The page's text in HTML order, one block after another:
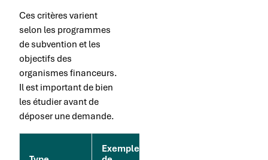
Ces critères varient
selon les programmes
de subvention et les
objectifs des
organismes financeurs.
Il est important de bien
les étudier avant de
déposer une demande.
Exemples